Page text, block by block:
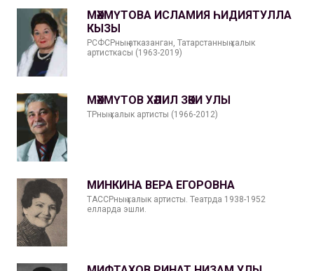
МӘХМҮТОВА ИСЛАМИЯ ҺИДИЯТУЛЛА
КЫЗЫ
РСФСРның атказанган, Татарстанның халык
артисткасы (1963-2019)
МӘХМҮТОВ ХӘЛИЛ ЗӘКИ УЛЫ
ТРның халык артисты (1966-2012)
МИНКИНА ВЕРА ЕГОРОВНА
ТАССРның халык артисты. Театрда 1938-1952
елларда эшли.